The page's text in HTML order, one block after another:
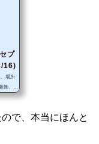
プ
16)
場所
飾、ホ
で、ハ
から好
のす
で、本当にほんと